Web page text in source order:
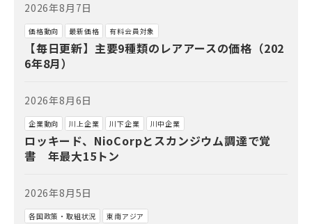
2026年8月7日
価格動向 最新価格 有料会員対象
【毎日更新】主要9種類のレアアースの価格（202
6年8月）
2026年8月6日
企業動向 川上企業 川下企業 川中企業
ロッキード、NioCorpとスカンジウム調達で覚
書 年最大15トン
2026年8月5日
各国政策・取組状況 東南アジア